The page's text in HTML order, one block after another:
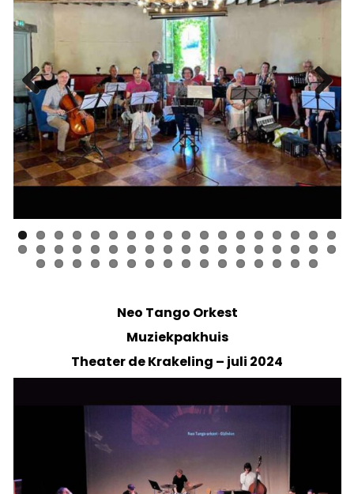
Previ
ous
Next
Neo Tango Orkest
Muziekpakhuis
Theater de Krakeling – juli 2024